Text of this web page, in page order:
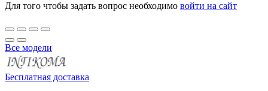
Для того чтобы задать вопрос необходимо войти на сайт
Все модели
Бесплатная доставка